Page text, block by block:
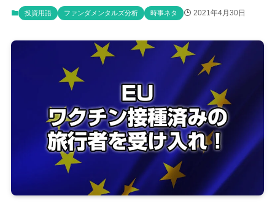
投資用語 ファンダメンタルズ分析 時事ネタ 2021年4月30日